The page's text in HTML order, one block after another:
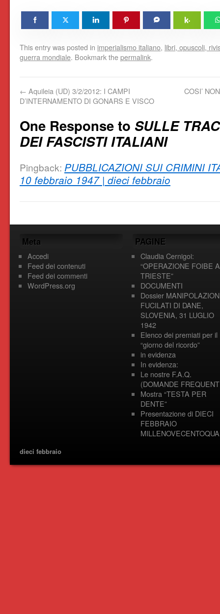
This entry was posted in imperialismo italiano, libri, opuscoli,
guerra mondiale. Bookmark thepermalink.
← Aquileia (UD) 3/2/2012: I CAMPI
D’INTERNAMENTO DI GONARS E VISCO
COSI’
One Response to SULLE
DEI FASCISTI ITALIANI
Pingback: PUBBLICAZIONI SUI CRIMINI
10 febbraio 1947 | dieci febbraio
Meta
Accedi
Feed dei contenuti
Feed dei commenti
WordPress.org
PAGINE
Claudia Cernigoi:
“OPERAZIONE FOIBE A
TRIESTE”
DOCUMENTI
Dossier
FUCILATI DI DANE,
SLOVENIA, 31 LUGLIO
1942
Elenco dei premiati per il
“giorno del ricordo”
in evidenza
In evidenza:
Le nostre F.A.Q.
(DOMANDE
Mostra “TESTA PER
DENTE”
Presentazione di DIECI
FEBBRAIO
dieci febbraio